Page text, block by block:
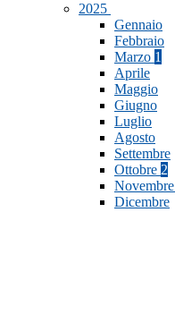
2025
Gennaio
Febbraio
Marzo 1
Aprile
Maggio
Giugno
Luglio
Agosto
Settembre
Ottobre 2
Novembre
Dicembre